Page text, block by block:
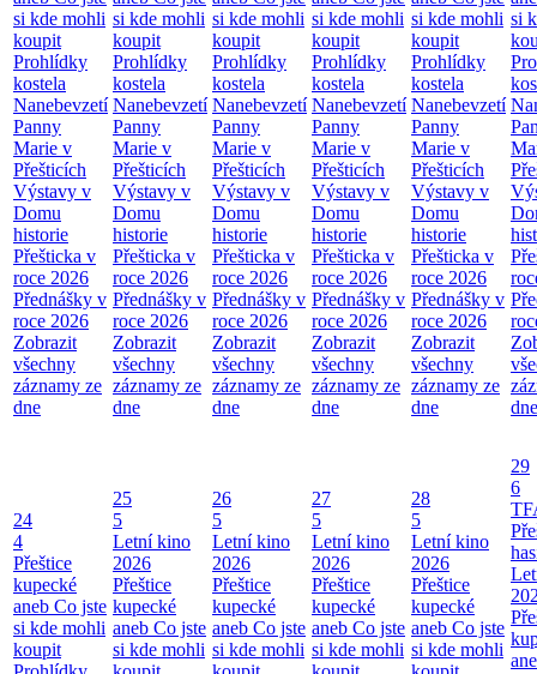
si kde mohli
koupit
Prohlídky
kostela
Nanebevzetí
Panny
Marie v
Přešticích
Výstavy v
Domu
historie
Přešticka v
roce 2026
Přednášky v
roce 2026
Zobrazit
všechny
záznamy ze
dne
si kde mohli
koupit
Prohlídky
kostela
Nanebevzetí
Panny
Marie v
Přešticích
Výstavy v
Domu
historie
Přešticka v
roce 2026
Přednášky v
roce 2026
Zobrazit
všechny
záznamy ze
dne
si kde mohli
koupit
Prohlídky
kostela
Nanebevzetí
Panny
Marie v
Přešticích
Výstavy v
Domu
historie
Přešticka v
roce 2026
Přednášky v
roce 2026
Zobrazit
všechny
záznamy ze
dne
si kde mohli
koupit
Prohlídky
kostela
Nanebevzetí
Panny
Marie v
Přešticích
Výstavy v
Domu
historie
Přešticka v
roce 2026
Přednášky v
roce 2026
Zobrazit
všechny
záznamy ze
dne
si kde mohli
koupit
Prohlídky
kostela
Nanebevzetí
Panny
Marie v
Přešticích
Výstavy v
Domu
historie
Přešticka v
roce 2026
Přednášky v
roce 2026
Zobrazit
všechny
záznamy ze
dne
si
dne
24
4
Přeštice
kupecké
aneb Co jste
si kde mohli
koupit
25
5
Letní kino
2026
Přeštice
kupecké
aneb Co jste
si kde mohli
26
5
Letní kino
2026
Přeštice
kupecké
aneb Co jste
si kde mohli
27
5
Letní kino
2026
Přeštice
kupecké
aneb Co jste
si kde mohli
28
5
Letní kino
2026
Přeštice
kupecké
aneb Co jste
si kde mohli
29
6